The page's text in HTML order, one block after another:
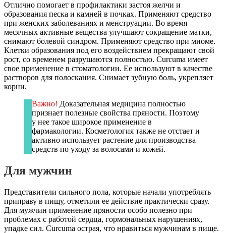
Отлично помогает в профилактики застоя желчи и
образования песка и камней в почках. Применяют средство
при женских заболеваниях и менструации. Во время
месячных активные вещества улучшают сокращение матки,
снимают болевой синдром. Применяют средство при миоме.
Клетки образования под его воздействием прекращают свой
рост, со временем разрушаются полностью. Curcuma имеет
свое применение в стоматологии. Ее используют в качестве
растворов для полоскания. Снимает зубную боль, укрепляет
корни.
Важно! Доказательная медицина полностью
признает полезные свойства пряности. Поэтому
у нее такое широкое применение в
фармакологии. Косметология также не отстает и
активно использует растение для производства
средств по уходу за волосами и кожей.
Для мужчин
Представители сильного пола, которые начали употреблять
приправу в пищу, отметили ее действие практически сразу.
Для мужчин применение пряности особо полезно при
проблемах с работой сердца, гормональных нарушениях,
упадке сил. Curcuma острая, что нравиться мужчинам в пище.